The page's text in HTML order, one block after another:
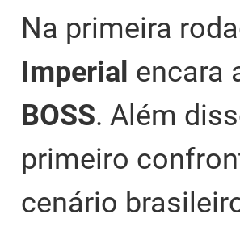
Na primeira
Imperial encara
BOSS. Além
primeiro
cenário